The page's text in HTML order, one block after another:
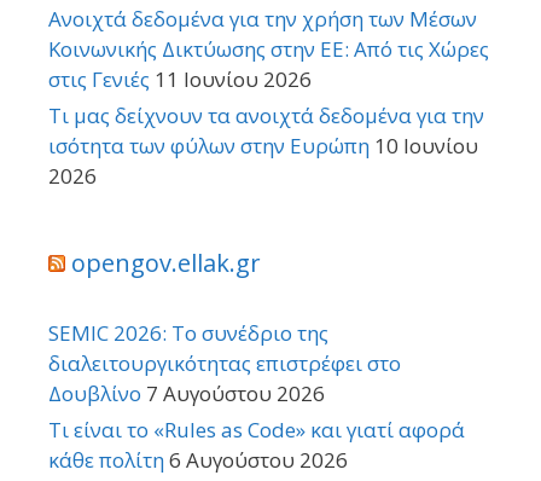
Ανοιχτά δεδομένα για την χρήση των Μέσων
Κοινωνικής Δικτύωσης στην ΕΕ: Από τις Χώρες
στις Γενιές 11 Ιουνίου 2026
Τι μας δείχνουν τα ανοιχτά δεδομένα για την
ισότητα των φύλων στην Ευρώπη 10 Ιουνίου
2026
opengov.ellak.gr
SEMIC 2026: Το συνέδριο της
διαλειτουργικότητας επιστρέφει στο
Δουβλίνο 7 Αυγούστου 2026
Τι είναι το «Rules as Code» και γιατί αφορά
κάθε πολίτη6 Αυγούστου 2026